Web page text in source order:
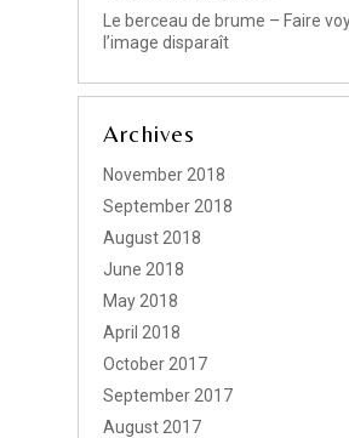
Le berceau de brume – Faire
l’image disparaît
Archives
November 2018
September 2018
August 2018
June 2018
May 2018
April 2018
October 2017
September 2017
August 2017